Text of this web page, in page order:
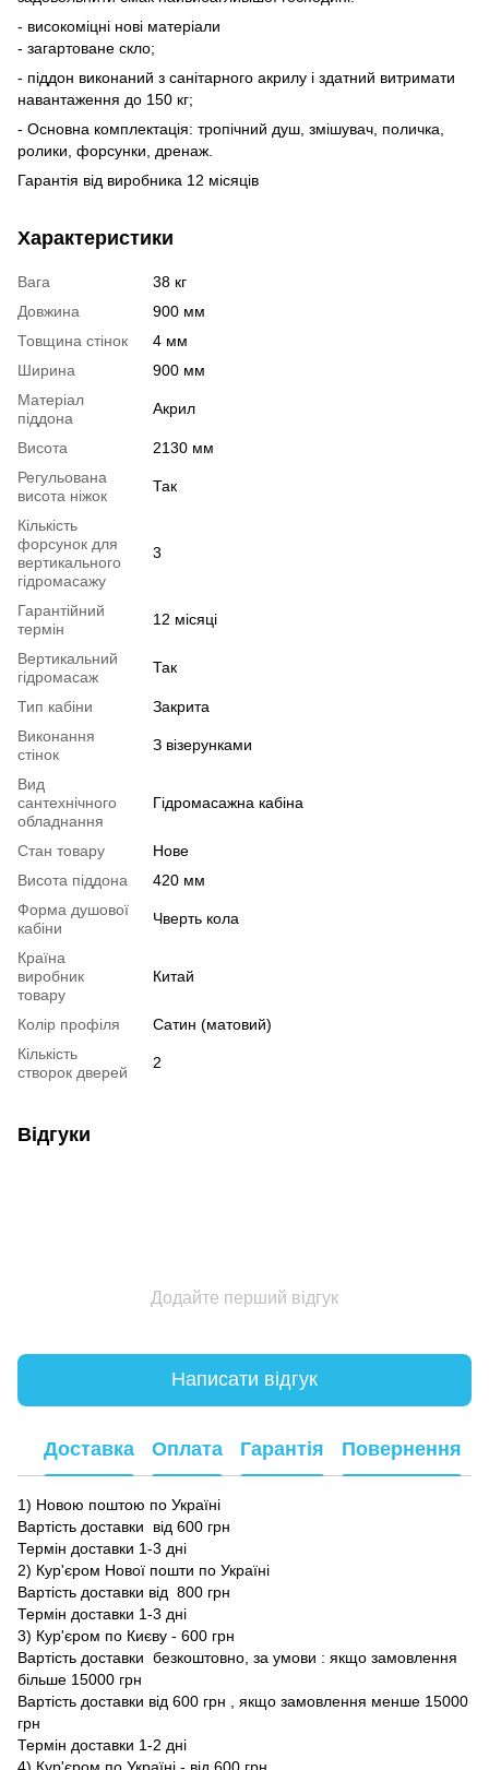
- високоміцні нові матеріали
- загартоване скло;
- піддон виконаний з санітарного акрилу і здатний витримати
навантаження до 150 кг;
- Основна комплектація: тропічний душ, змішувач, поличка,
ролики, форсунки, дренаж.
Гарантія від виробника 12 місяців
Характеристики
Вага
38 кг
Довжина
900 мм
Товщина стінок
4 мм
Ширина
900 мм
Матеріал
піддона
Акрил
Висота
2130 мм
Регульована
висота ніжок
Так
Кількість
форсунок для
вертикального
гідромасажу
3
Гарантійний
термін
12 місяці
Вертикальний
гідромасаж
Так
Тип кабіни
Закрита
Виконання
стінок
З візерунками
Вид
сантехнічного
обладнання
Гідромасажна кабіна
Стан товару
Нове
Висота піддона
420 мм
Форма душової
кабіни
Чверть кола
Країна
виробник
товару
Китай
Колір профіля
Сатин (матовий)
Кількість
створок дверей
2
Відгуки
Додайте перший відгук
Написати відгук
Доставка Оплата Гарантія Повернення
1) Новою поштою по Україні
Вартість доставки від 600 грн
Термін доставки 1-3 дні
2) Кур'єром Нової пошти по Україні
Вартість доставки від 800 грн
Термін доставки 1-3 дні
3) Кур'єром по Києву - 600 грн
Вартість доставки безкоштовно, за умови : якщо замовлення
більше 15000 грн
Вартість доставки від 600 грн , якщо замовлення менше 15000
грн
Термін доставки 1-2 дні
4) Кур'єром по Україні - від 600 грн